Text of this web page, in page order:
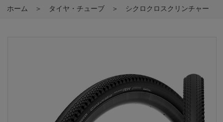
ホーム タイヤ・チューブ シクロクロスクリンチャー